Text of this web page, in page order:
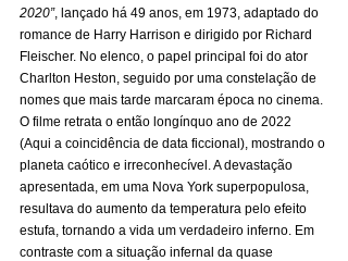
2020”, lançado há 49 anos, em 1973, adaptado do
romance de Harry Harrison e dirigido por Richard
Fleischer. No elenco, o papel principal foi do ator
Charlton Heston, seguido por uma constelação de
nomes que mais tarde marcaram época no cinema.
O filme retrata o então longínquo ano de 2022
(Aqui a coincidência de data ficcional), mostrando o
planeta caótico e irreconhecível. A devastação
apresentada, em uma Nova York superpopulosa,
resultava do aumento da temperatura pelo efeito
estufa, tornando a vida um verdadeiro inferno. Em
contraste com a situação infernal da quase